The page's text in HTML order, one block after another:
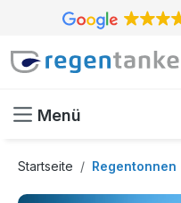
springen
Menü
Startseite Regentonnen